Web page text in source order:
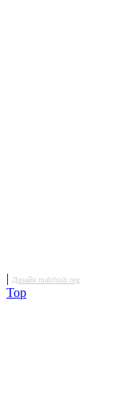
| Дизайн malchish.org
Top